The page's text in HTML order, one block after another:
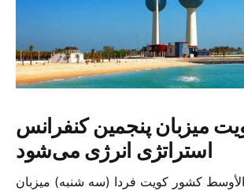
میزبان پنجمین کنفرانس
استراتژی انرژی می‌شود
کشور کویت فردا (سه شنبه) میزبان